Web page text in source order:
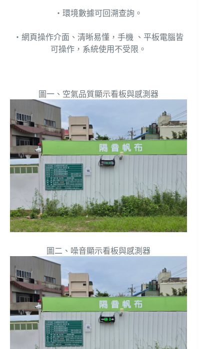
‧環境數據可回溯查詢。
‧網頁操作介面、清晰易懂，手機 、平板電腦皆
可操作，系統使用不受限。
圖一、空氣品質顯示看板與感測器
圖二、噪音顯示看板與感測器